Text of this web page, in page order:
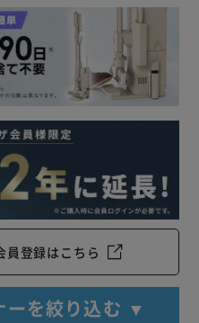
員登録はこちら
を絞り込む ▼